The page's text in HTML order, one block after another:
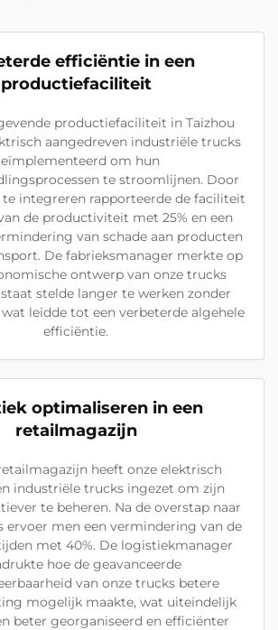
efficiëntie in een
productiefaciliteit
productiefaciliteit in Taizhou
aangedreven industriële trucks
om hun
te stroomlijnen. Door
integreren rapporteerde de faciliteit
de productiviteit met 25% en een
van schade aan producten
De fabrieksmanager merkte op
ontwerp van onze trucks
stelde langer te werken zonder
leidde tot een verbeterde algehele
efficiëntie.
optimaliseren in een
retailmagazijn
heeft onze elektrisch
industriële trucks ingezet om zijn
te beheren. Na de overstap naar
ervoer men een vermindering van de
met 40%. De logistiekmanager
hoe de geavanceerde
van onze trucks betere
mogelijk maakte, wat uiteindelijk
beter georganiseerd en efficiënter